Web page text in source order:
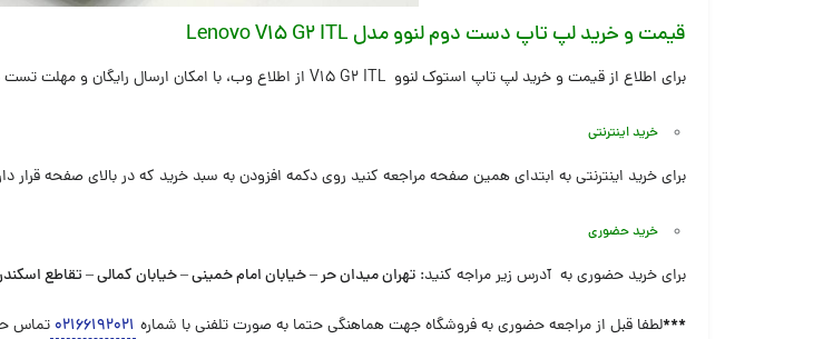
قیمت و خرید لپ تاپ دست دوم لنوو مدل Lenovo V15 G2 ITL
برای اطلاع از قیمت و خرید لپ تاپ استوک لنوو V15 G2 ITL از اطلاع وب، با امکان ارسال رایگان و مهلت تست یک هفته ای از طریق روش های زیر اقدام نمایید:
خرید اینترنتی
برای خرید اینترنتی به ابتدای همین صفحه مراجعه کنید روی دکمه افزودن به سبد خرید که در بالای صفحه قرار
خرید حضوری
برای خرید حضوری به آدرس زیر مراجه کنید: تهران میدان حر – خیابان امام خمینی – خیابان کمالی – تقاطع
***لطفا قبل از مراجعه حضوری به فروشگاه جهت هماهنگی حتما به صورت تلفنی با شماره ۰۲۱۶۶۱۹۲۰۲۱ تماس